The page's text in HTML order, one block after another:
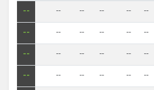
--
--
--
--
--
--
--
--
--
--
--
--
--
--
--
--
--
--
--
--
--
--
--
--